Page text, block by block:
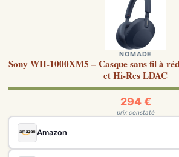
NOMADE
Sony WH-1000XM5 – Casque sans fil à
et Hi-Res LDAC
294 €
prix constaté
Amazon